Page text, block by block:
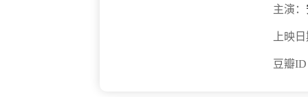
主演：
上映
豆瓣